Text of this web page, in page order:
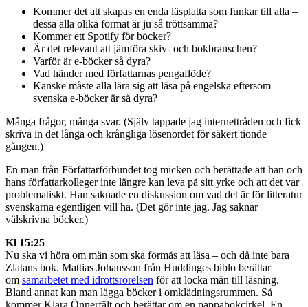
Kommer det att skapas en enda läsplatta som funkar till alla –
dessa alla olika format är ju så tröttsamma?
Kommer ett Spotify för böcker?
Är det relevant att jämföra skiv- och bokbranschen?
Varför är e-böcker så dyra?
Vad händer med författarnas pengaflöde?
Kanske måste alla lära sig att läsa på engelska eftersom
svenska e-böcker är så dyra?
Många frågor, många svar. (Själv tappade jag internettråden och fick
skriva in det långa och krångliga lösenordet för säkert tionde
gången.)
En man från Författarförbundet tog micken och berättade att han och
hans författarkolleger inte längre kan leva på sitt yrke och att det var
problematiskt. Han saknade en diskussion om vad det är för litteratur
svenskarna egentligen vill ha. (Det gör inte jag. Jag saknar
välskrivna böcker.)
Kl 15:25
Nu ska vi höra om män som ska förmås att läsa – och då inte bara
Zlatans bok. Mattias Johansson från Huddinges biblo berättar
om samarbetet med idrottsrörelsen för att locka män till läsning.
Bland annat kan man lägga böcker i omklädningsrummen. Så